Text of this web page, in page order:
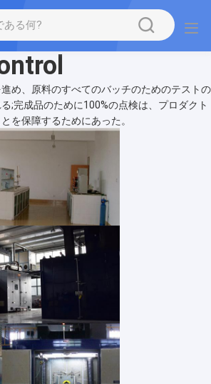
め、原料のすべてのバッチのためのテストの
;完成品のために100%の点検は、プロダクト
を保障するためにあった。